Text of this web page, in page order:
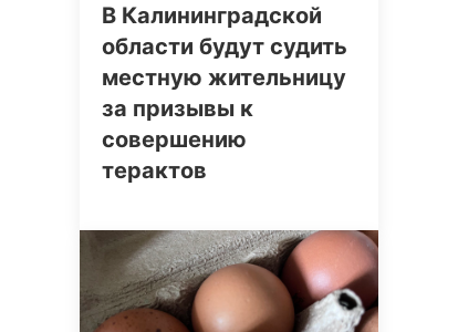
В Калининградской
области будут судить
местную жительницу
за призывы к
совершению
терактов